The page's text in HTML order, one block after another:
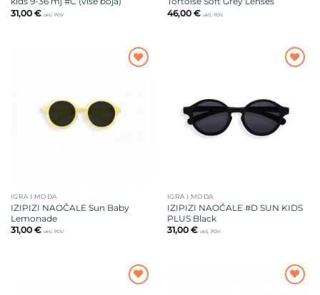
31,00 € uklj. PDV
46,00 € uklj. PDV
IGRA I MODA
IZIPIZI NAOČALE Sun Baby
Lemonade
31,00 € uklj. PDV
IGRA I MODA
IZIPIZI NAOČALE #D SUN KIDS
PLUS Black
31,00 € uklj. PDV